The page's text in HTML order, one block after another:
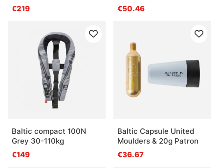
€219
€50.46
Baltic compact 100N
Grey 30-110kg
€149
Baltic Capsule United
Moulders & 20g Patron
€36.67